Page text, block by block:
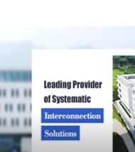
MAISON
PRODUITS
Ltd..
Reserved.